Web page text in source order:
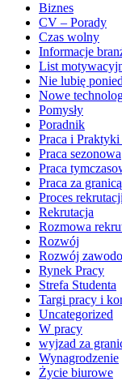
Biznes
CV – Porady
Czas wolny
Informacje
List
Nie lubię
Nowe
Pomysły
Poradnik
Praca i Praktyki
Praca sezonowa
Praca
Praca za granicą
Proces
Rekrutacja
Rozmowa
Rozwój
Rozwój
Rynek Pracy
Strefa Studenta
Targi pracy i
Uncategorized
W pracy
wyjzad za
Wynagrodzenie
Życie biurowe